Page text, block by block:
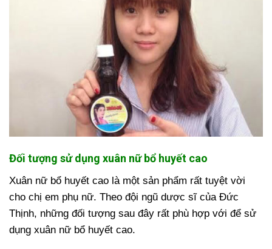
Đối tượng sử dụng xuân nữ bổ huyết cao
Xuân nữ bổ huyết cao là một sản phẩm rất tuyệt vời
cho chị em phụ nữ. Theo đội ngũ dược sĩ của Đức
Thịnh, những đối tượng sau đây rất phù hợp với để sử
dụng xuân nữ bổ huyết cao.